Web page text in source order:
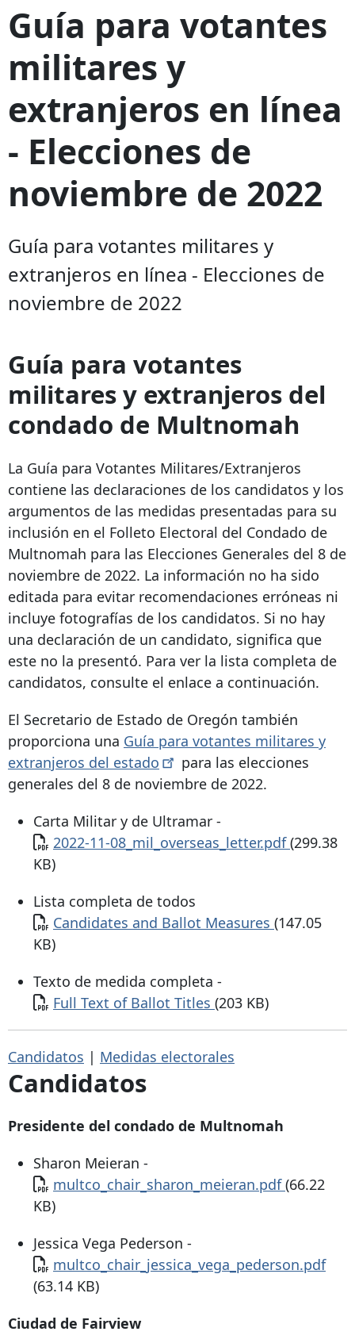
Guía para votantes
militares y
extranjeros en línea
- Elecciones de
noviembre de 2022
Guía para votantes militares y
extranjeros en línea - Elecciones de
noviembre de 2022
Guía para votantes
militares y extranjeros del
condado de Multnomah
La Guía para Votantes Militares/Extranjeros
contiene las declaraciones de los candidatos y los
argumentos de las medidas presentadas para su
inclusión en el Folleto Electoral del Condado de
Multnomah para las Elecciones Generales del 8 de
noviembre de 2022. La información no ha sido
editada para evitar recomendaciones erróneas ni
incluye fotografías de los candidatos. Si no hay
una declaración de un candidato, significa que
este no la presentó. Para ver la lista completa de
candidatos, consulte el enlace a continuación.
El Secretario de Estado de Oregón también
proporciona una Guía para votantes militares y
extranjeros del estado
para las elecciones
generales del 8 de noviembre de 2022.
Carta Militar y de Ultramar -
Documento
2022-11-08_mil_overseas_letter.pdf(299.38
KB)
Lista completa de todos
Documento
Candidates and Ballot Measures (147.05
KB)
Texto de medida completa -
Documento
Full Text of Ballot Titles (203 KB)
Candidatos | Medidas electorales
Candidatos
Presidente del condado de Multnomah
Sharon Meieran -
Documento
multco_chair_sharon_meieran.pdf(66.22
KB)
Jessica Vega Pederson -
Documento
multco_chair_jessica_vega_pederson.pdf
(63.14 KB)
Ciudad de Fairview